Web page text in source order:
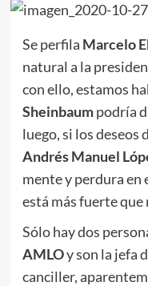
Se perfila Marcelo
natural a la
con ello, estamos
Sheinbaumpodría
luego, si los deseos
Andrés Manuel
mente y perdura en
está más fuerte que
Sólo hay dos
AMLOy son la jefa
canciller,